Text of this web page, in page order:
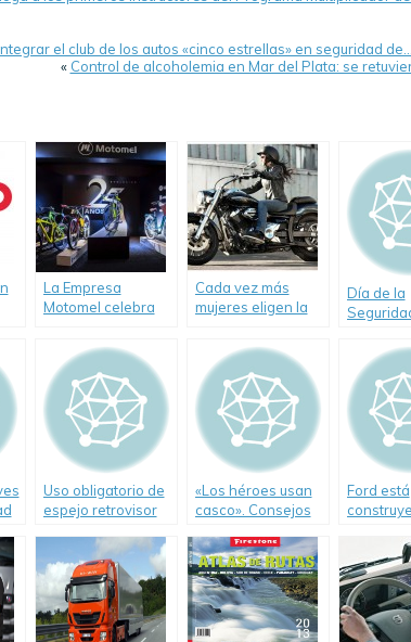
el club de los autos «cinco estrellas» en seguridad de…
« Control de alcoholemia en Mar del Plata: se
La Empresa
Motomel celebra
Cada vez más
mujeres eligen la
de transporte.
Día de la
los
Uso obligatorio de
espejo retrovisor
«Los héroes usan
casco». Consejos
Ford está